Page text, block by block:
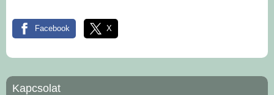
Facebook X
Kapcsolat